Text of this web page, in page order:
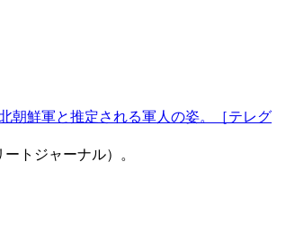
朝鮮軍と推定される軍人の姿。［テレグ
トジャーナル）。